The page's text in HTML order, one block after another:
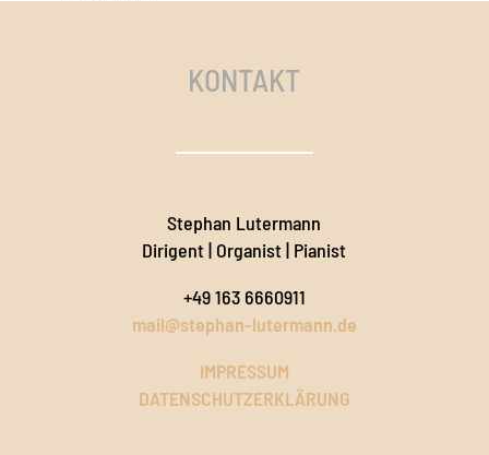
KONTAKT
Stephan Lutermann
Dirigent | Organist | Pianist
‭+49 163 6660911‬
mail@stephan-lutermann.de
IMPRESSUM
DATENSCHUTZERKLÄRUNG